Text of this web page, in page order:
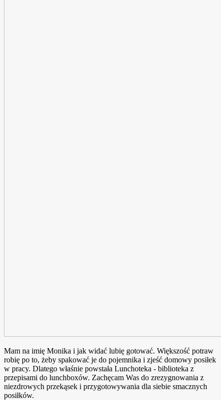
Mam na imię Monika i jak widać lubię gotować. Większość potraw
robię po to, żeby spakować je do pojemnika i zjeść domowy posiłek
w pracy. Dlatego właśnie powstała Lunchoteka - biblioteka z
przepisami do lunchboxów. Zachęcam Was do zrezygnowania z
niezdrowych przekąsek i przygotowywania dla siebie smacznych
posiłków.